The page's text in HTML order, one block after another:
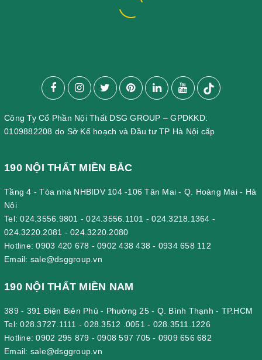
Công Ty Cổ Phần Nội Thất DSG GROUP – GPDKKD:
0109882208 do Sở Kế hoạch và Đầu tư TP Hà Nội cấp
190 NỘI THẤT MIỀN BẮC
Tầng 4 - Tòa nhà NHBIDV 104 -106 Tân Mai - Q. Hoàng Mai - Hà
Nội
Tel:024.3556.9801 -024.3556.1101 -024.3218.1364 -
024.3220.2081 - 024.3220.2080
Hotline:0903 420 678 - 0902 438 438 - 0934 658 112
Email: sale@dsggroup.vn
190 NỘI THẤT MIỀN NAM
389 - 391 Điện Biên Phủ - Phường 25 - Q. Bình Thạnh - TP.HCM
Tel:028.3727.1111 -028.3512 .0051 - 028.3511.1226
Hotline:0902 295 879 - 0908 597 705 - 0909 656 682
Email: sale@dsggroup.vn